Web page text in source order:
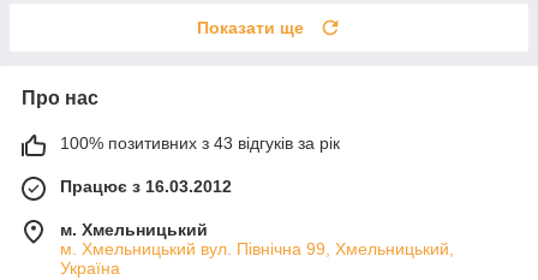
Показати ще
Про нас
100% позитивних з 43 відгуків за рік
Працює з 16.03.2012
м. Хмельницький
м. Хмельницький вул. Північна 99, Хмельницький,
Україна